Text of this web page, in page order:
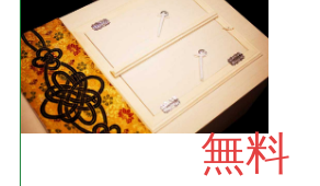
無料